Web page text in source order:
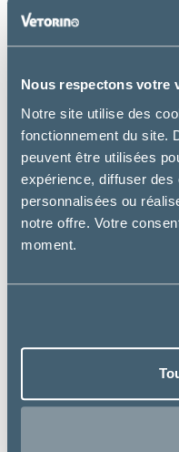
Nous respectons votre
Notre site utilise des
fonctionnement du site.
peuvent être utilisées
expérience, diffuser
personnalisées ou
notre offre. Votre
moment.
votre chat.
Généralement les
qui sort en extérieur a
grimper, se chasser et
Comment
correctement ?
1. Choisissez le bon
jeu ni en pleine sieste).
2. Utilisez un
sont pas adaptés à la
épaisseur et vous
3. Faites sortir la